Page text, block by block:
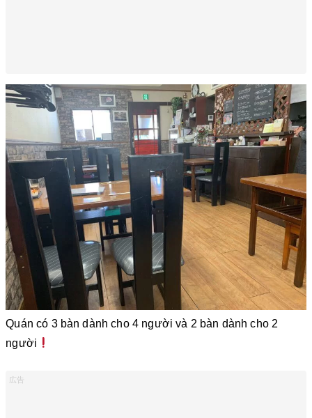
Quán có 3 bàn dành cho 4 người và 2 bàn dành cho 2
người